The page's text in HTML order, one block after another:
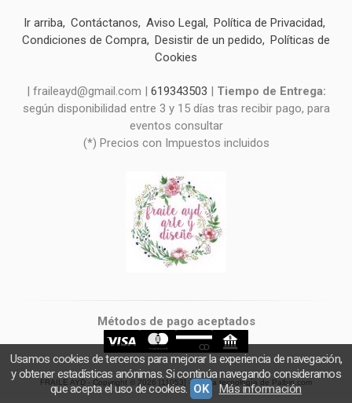
Ir arriba Contáctanos Aviso Legal
Política de Privacidad
Condiciones de Compra
Desistir de un pedido
Políticas de
Cookies
| fraileayd@gmail.com | 619343503
Tiempo de Entrega:
según disponibilidad entre 3 y 15 días tras recibir pago, para
eventos consultar
(*) Precios con Impuestos incluidos
Métodos de pago aceptados
FRAILE AYD - Copyright © 2026 [11053] - Con la tecnología de Palbin.com
Usamos cookies de terceros para mejorar la experiencia de navegación,
y obtener estadísticas anónimas. Si continúa navegando consideramos
que acepta el uso de cookies. OK Más información